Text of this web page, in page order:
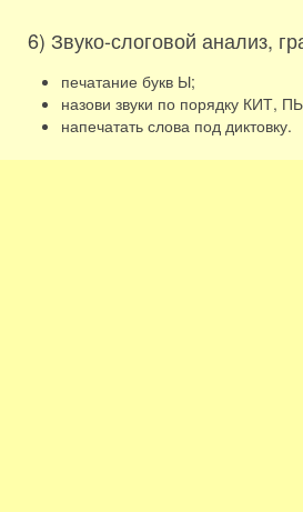
6) Звуко-слоговой анализ,
печатание букв Ы;
назови звуки по порядку КИТ,
напечатать слова под диктовку.